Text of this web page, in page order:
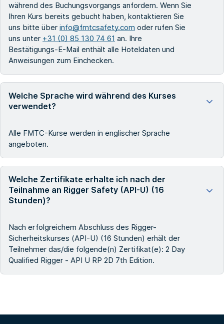
während des Buchungsvorgangs anfordern. Wenn Sie
Ihren Kurs bereits gebucht haben, kontaktieren Sie
uns bitte über info@fmtcsafety.com oder rufen Sie
uns unter +31 (0) 85 130 74 61 an. Ihre
Bestätigungs-E-Mail enthält alle Hoteldaten und
Anweisungen zum Einchecken.
Welche Sprache wird während des Kurses
verwendet?
Alle FMTC-Kurse werden in englischer Sprache
angeboten.
Welche Zertifikate erhalte ich nach der
Teilnahme an Rigger Safety (API-U) (16
Stunden)?
Nach erfolgreichem Abschluss des Rigger-
Sicherheitskurses (API-U) (16 Stunden) erhält der
Teilnehmer das/die folgende(n) Zertifikat(e): 2 Day
Qualified Rigger - API U RP 2D 7th Edition.